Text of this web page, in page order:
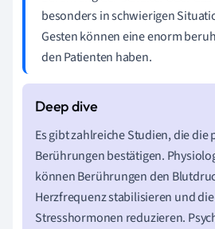
besonders in schwierigen
Gesten können eine enorm
den Patienten haben.
Es gibt zahlreiche Studien, die die
Berührungen bestätigen.
können Berührungen den
Herzfrequenz stabilisieren und
Stresshormonen reduzieren.